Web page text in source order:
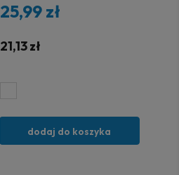
25,99 zł
21,13 zł
dodaj do koszyka